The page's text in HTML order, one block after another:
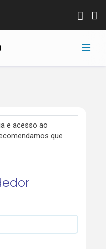
e acesso ao
que